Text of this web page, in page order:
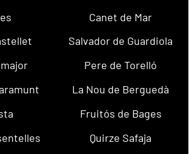
Canet de Mar
Salvador de Guardiola
Pere de Torelló
La Nou de Berguedà
Fruitós de Bages
Quirze Safaja